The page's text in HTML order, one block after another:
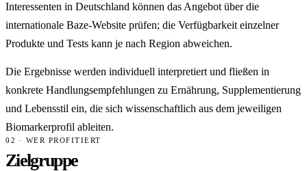
Interessenten in Deutschland können das Angebot über die
internationale Baze-Website prüfen; die Verfügbarkeit einzelner
Produkte und Tests kann je nach Region abweichen.
Die Ergebnisse werden individuell interpretiert und fließen in
konkrete Handlungsempfehlungen zu Ernährung, Supplementierung
und Lebensstil ein, die sich wissenschaftlich aus dem jeweiligen
Biomarkerprofil ableiten.
02 · WER PROFITIERT
Zielgruppe